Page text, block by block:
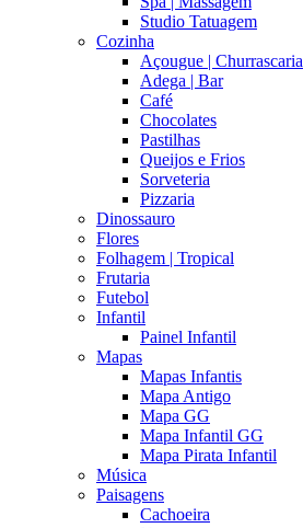
Studio Tatuagem
Cozinha
Açougue | Churrascaria
Adega | Bar
Café
Chocolates
Pastilhas
Queijos e Frios
Sorveteria
Pizzaria
Dinossauro
Flores
Folhagem | Tropical
Frutaria
Futebol
Infantil
Painel Infantil
Mapas
Mapas Infantis
Mapa Antigo
Mapa GG
Mapa Infantil GG
Mapa Pirata Infantil
Música
Paisagens
Cachoeira